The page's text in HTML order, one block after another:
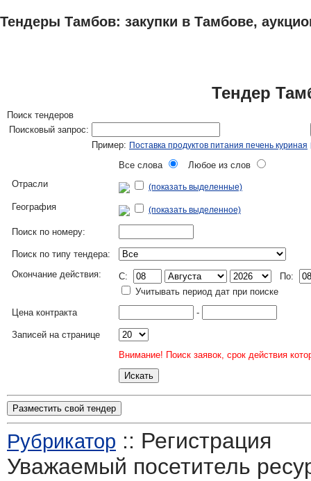
Тендеры Тамбов: закупки в Тамбове,
Тендер
Поиск тендеров
Поисковый запрос:
Пример: Поставка продуктов питания печень куриная
Все слова
Любое из слов
Отрасли
(показать выделенные)
География (показать выделенное)
Поиск по номеру:
Поиск по типу тендера:
Окончание действия:
C:
По:
Учитывать период дат при поиске
Цена контракта
-
Записей на странице
Внимание! Поиск заявок, срок действия
Разместить свой тендер
Рубрикатор :: Регистрация
Уважаемый посетитель